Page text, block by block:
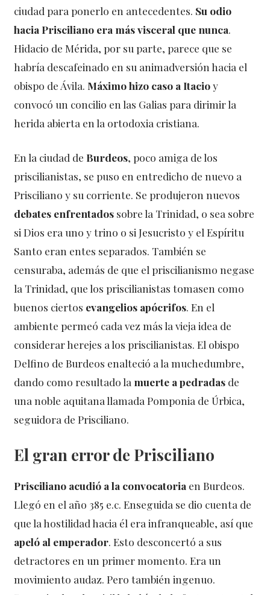
ciudad para ponerlo en antecedentes. Su odio
hacia Prisciliano era más visceral que nunca.
Hidacio de Mérida, por su parte, parece que se
habría descafeinado en su animadversión hacia el
obispo de Ávila. Máximo hizo caso a Itacioy
convocó un concilio en las Galias para dirimir la
herida abierta en la ortodoxia cristiana.
En la ciudad de Burdeos, poco amiga de los
priscilianistas, se puso en entredicho de nuevo a
Prisciliano y su corriente. Se produjeron nuevos
debates enfrentados sobre la Trinidad, o sea sobre
si Dios era uno y trino o si Jesucristo y el Espíritu
Santo eran entes separados. También se
censuraba, además de que el priscilianismo negase
la Trinidad, que los priscilianistas tomasen como
buenos ciertos evangelios apócrifos. En el
ambiente permeó cada vez más la vieja idea de
considerar herejes a los priscilianistas. El obispo
Delfino de Burdeos enalteció a la muchedumbre,
dando como resultado la muerte a pedradas de
una noble aquitana llamada Pomponia de Úrbica,
seguidora de Prisciliano.
El gran error de Prisciliano
Prisciliano acudió a la convocatoria en Burdeos.
Llegó en el año 385 e.c. Enseguida se dio cuenta de
que la hostilidad hacia él era infranqueable, así que
apeló al emperador. Esto desconcertó a sus
detractores en un primer momento. Era un
movimiento audaz. Pero también ingenuo.